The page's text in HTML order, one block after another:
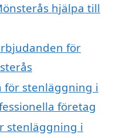
hjälpa till
för
för stenläggning i
företag
stenläggning i